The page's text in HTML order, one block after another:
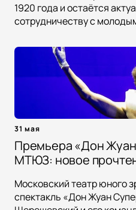
1920 года и остаётся
сотрудничеству с
31 мая
Премьера «Дон
МТЮЗ: новое
Московский театр юного
спектакль «Дон Жуан